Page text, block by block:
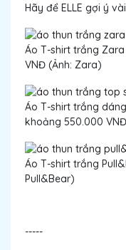
Hãy để ELLE gợi ý
Áo T-shirt trắng
VNĐ (Ảnh: Zara)
Áo T-shirt trắng
khoảng 550.000
Áo T-shirt trắng
Pull&Bear)
-----